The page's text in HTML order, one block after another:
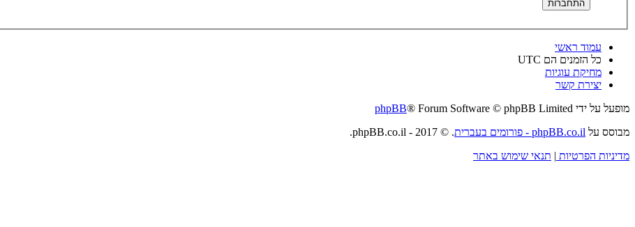
עמוד ראשי
כל הזמנים הם UTC
מחיקת עוגיות
יצירת קשר
מופעל על ידי
phpBB® Forum Software © phpBB Limited
מבוסס על phpBB.co.il - פורומים בעברית
. © 2017 - phpBB.co.il.
מדיניות הפרטיות | תנאי שימוש באתר